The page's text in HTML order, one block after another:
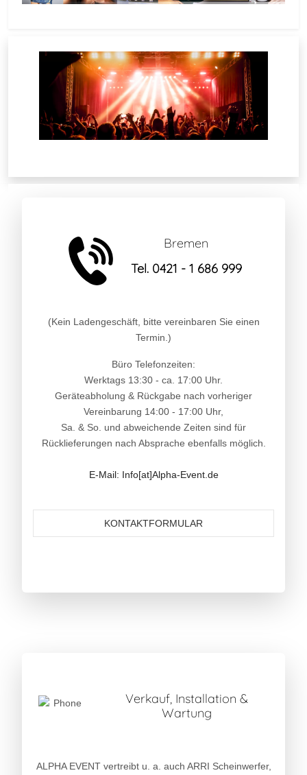
Bremen
Tel. 0421 - 1 686 999
(Kein Ladengeschäft, bitte vereinbaren Sie einen
Termin.)
Büro Telefonzeiten:
Werktags 13:30 - ca. 17:00 Uhr.
Geräteabholung & Rückgabe nach vorheriger
Vereinbarung 14:00 - 17:00 Uhr,
Sa. & So. und abweichende Zeiten sind für
Rücklieferungen nach Absprache ebenfalls möglich.
E-Mail: Info[at]Alpha-Event.de
KONTAKTFORMULAR
Verkauf, Installation &
Wartung
ALPHA EVENT vertreibt u. a. auch ARRI Scheinwerfer,